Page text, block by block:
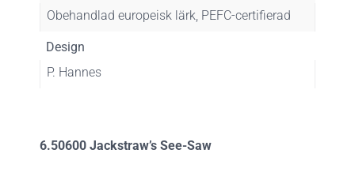
Obehandlad europeisk lärk, PEFC-certifierad
Design
P. Hannes
6.50600 Jackstraw’s See-Saw